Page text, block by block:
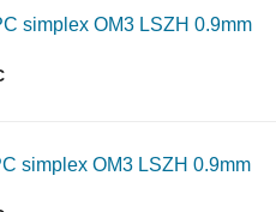
simplex OM3 LSZH 0.9mm
simplex OM3 LSZH 0.9mm